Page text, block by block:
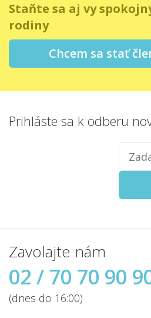
Staňte sa aj vy
rodiny
Chcem sa stať
Prihláste sa k odberu
Zadajte
váš
e-
Zavolajte nám
02 / 70 70 90
(dnes do 16:00)